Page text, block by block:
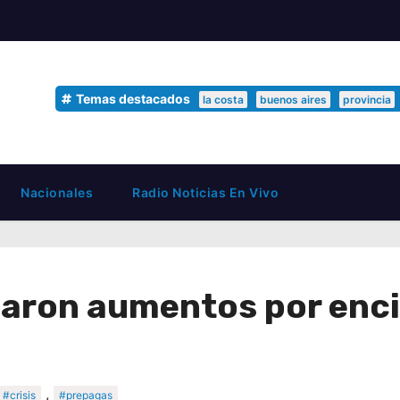
Temas destacados la costa buenos aires provincia
Nacionales Radio Noticias En Vivo
aumentos por
#crisis , #prepagas